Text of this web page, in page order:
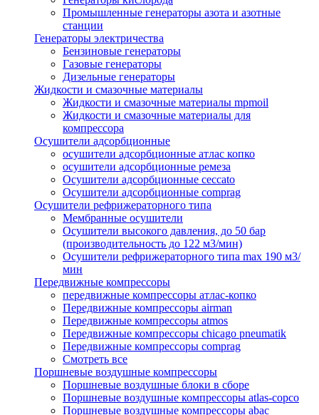
Промышленные генераторы азота и азотные
станции
Генераторы электричества
Бензиновые генераторы
Газовые генераторы
Дизельные генераторы
Жидкости и смазочные материалы
Жидкости и смазочные материалы mpmoil
Жидкости и смазочные материалы для
компрессора
Осушители адсорбционные
осушители адсорбционные атлас копко
осушители адсорбционные ремеза
Осушители адсорбционные ceccato
Осушители адсорбционные comprag
Осушители рефрижераторного типа
Мембранные осушители
Осушители высокого давления, до 50 бар
(производительность до 122 м3/мин)
Осушители рефрижераторного типа max 190 м3/
мин
Передвижные компрессоры
передвижные компрессоры атлас-копко
Передвижные компрессоры airman
Передвижные компрессоры atmos
Передвижные компрессоры chicago pneumatik
Передвижные компрессоры comprag
Смотреть все
Поршневые воздушные компрессоры
Поршневые воздушные блоки в сборе
Поршневые воздушные компрессоры atlas-copco
Поршневые воздушные компрессоры abac